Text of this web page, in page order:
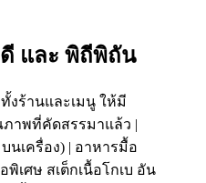
และ พิถีพิถัน
งร้านและเมนู ให้มี
าพที่คัดสรรมาแล้ว |
นเครื่อง) | อาหารมื้อ
พิเศษ สเต็กเนื้อโกเบ อัน